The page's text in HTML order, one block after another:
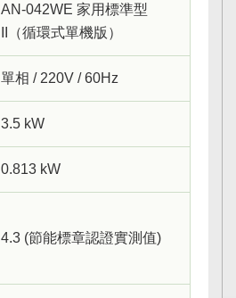
AN-042WE 家用標準型
II（循環式單機版）
單相 / 220V / 60Hz
3.5 kW
0.813 kW
4.3 (節能標章認證實測值)